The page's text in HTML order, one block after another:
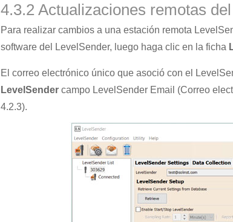
4.3.2 Actualizaciones remotas
Para realizar cambios a una estación remota
software del LevelSender, luego haga clic en la ficha
El correo electrónico único que asoció con el
LevelSender campo LevelSender Email (Correo
4.2.3).